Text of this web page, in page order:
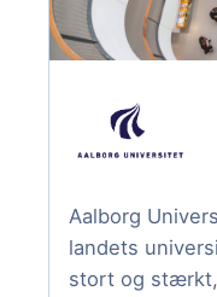
Aalborg
landets
stort og stærkt,